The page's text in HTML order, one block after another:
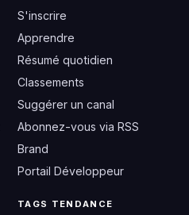
S'inscrire
Apprendre
Résumé quotidien
Classements
Suggérer un canal
Abonnez-vous via RSS
Brand
Portail Développeur
TAGS TENDANCE